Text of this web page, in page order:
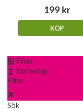
199 kr
KÖP
Filter
Sortering
Filter
Sök